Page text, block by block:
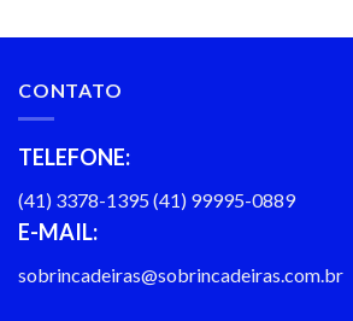
CONTATO
TELEFONE:
(41) 3378-1395 (41) 99995-0889
E-MAIL:
sobrincadeiras@sobrincadeiras.com.br